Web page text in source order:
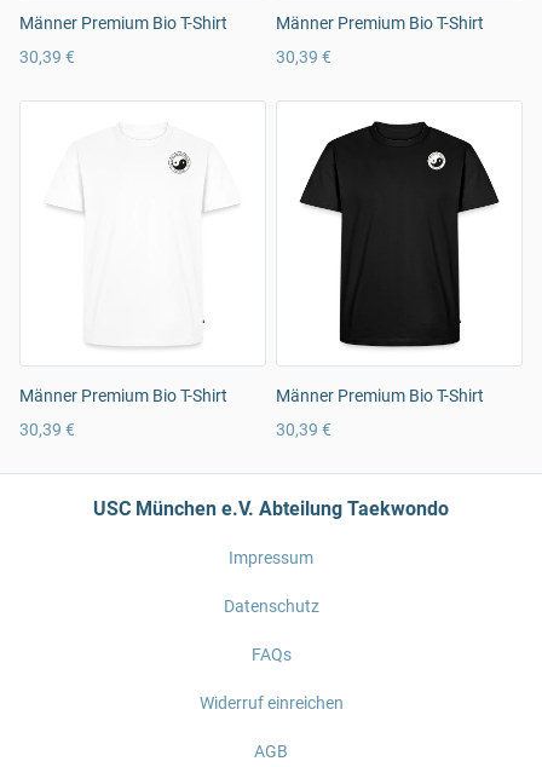
Männer Premium Bio T-Shirt
30,39 €
Männer Premium Bio T-Shirt
30,39 €
Männer Premium Bio T-Shirt
30,39 €
Männer Premium Bio T-Shirt
30,39 €
USC München e.V. Abteilung Taekwondo
Impressum
Datenschutz
FAQs
Widerruf einreichen
AGB